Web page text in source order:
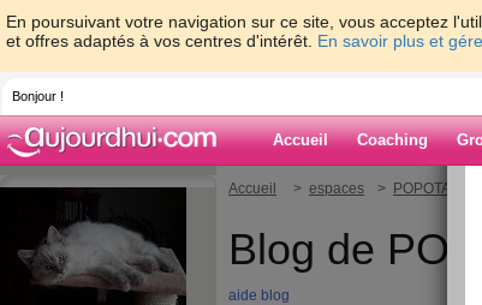
En poursuivant votre navigation sur ce site, vous acceptez
et offres adaptés à vos centres d'intérêt. En savoir plus et
Bonjour !
Accueil Coaching
Accueil > espaces > POPOTAME
Blog de
aide blog